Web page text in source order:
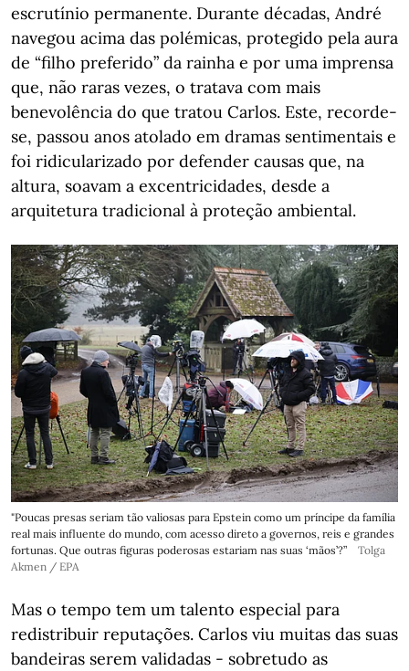
escrutínio permanente. Durante décadas, André
navegou acima das polémicas, protegido pela aura
de “filho preferido” da rainha e por uma imprensa
que, não raras vezes, o tratava com mais
benevolência do que tratou Carlos. Este, recorde-
se, passou anos atolado em dramas sentimentais e
foi ridicularizado por defender causas que, na
altura, soavam a excentricidades, desde a
arquitetura tradicional à proteção ambiental.
"Poucas presas seriam tão valiosas para Epstein como um príncipe da família
real mais influente do mundo, com acesso direto a governos, reis e grandes
fortunas. Que outras figuras poderosas estariam nas suas ‘mãos’?”
Tolga
Akmen / EPA
Mas o tempo tem um talento especial para
redistribuir reputações. Carlos viu muitas das suas
bandeiras serem validadas - sobretudo as